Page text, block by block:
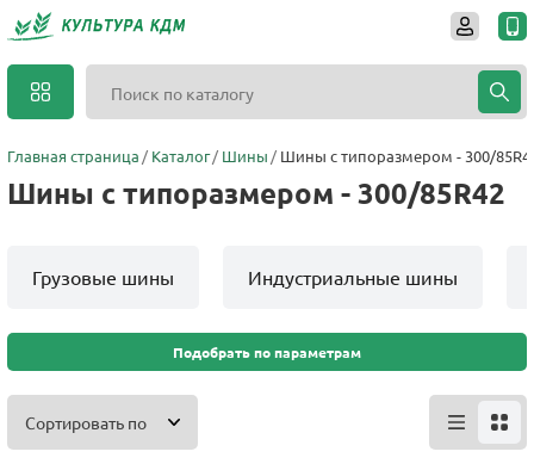
Главная страница Каталог Шины Шины с типоразмером - 300/
Шины с типоразмером - 300/85R42
Грузовые шины Индустриальные шины
Подобрать по параметрам
Сортировать по